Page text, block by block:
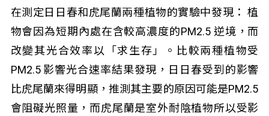
在測定日日春和虎尾蘭兩種植物的實驗中發現： 植
物會因為短期內處在含較高濃度的PM2.5 逆境，而
改變其光合效率以「求生存」。比較兩種植物受
PM2.5 影響光合速率結果發現，日日春受到的影響
比虎尾蘭來得明顯，推測其主要的原因可能是PM2.5
會阻礙光照量，而虎尾蘭是室外耐陰植物所以受影